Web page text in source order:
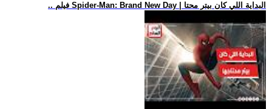
.. فيلم Spider-Man: Brand New Day | البداية اللي كان بيتر محتا